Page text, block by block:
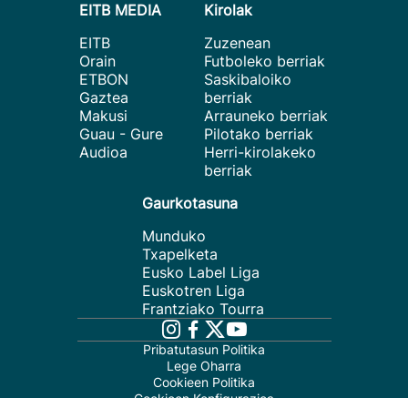
EITB MEDIA
EITB
Orain
ETBON
Gaztea
Makusi
Guau - Gure
Audioa
Kirolak
Zuzenean
Futboleko berriak
Saskibaloiko
berriak
Arrauneko berriak
Pilotako berriak
Herri-kirolakeko
berriak
Gaurkotasuna
Munduko
Txapelketa
Eusko Label Liga
Euskotren Liga
Frantziako Tourra
Pribatutasun Politika
Lege Oharra
Cookieen Politika